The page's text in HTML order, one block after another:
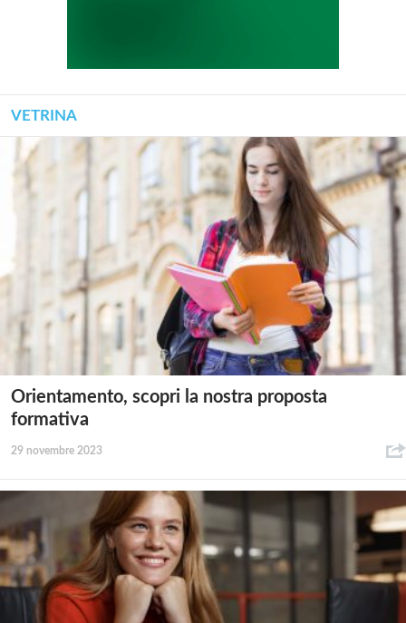
VETRINA
Orientamento, scopri la nostra proposta
formativa
29 novembre 2023